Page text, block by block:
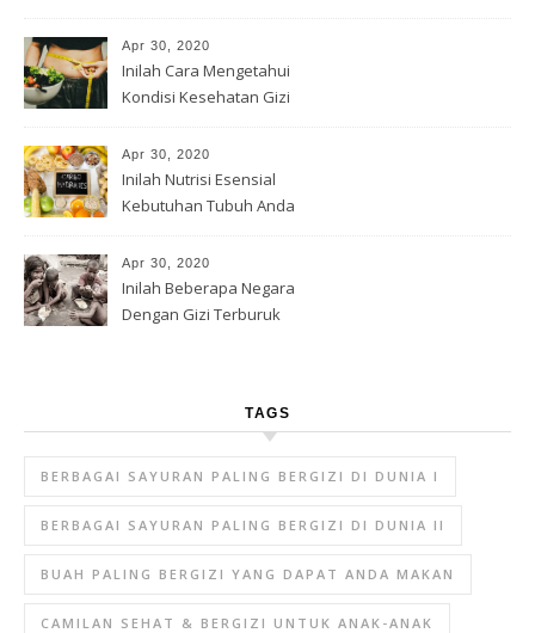
Apr 30, 2020
Inilah Cara Mengetahui
Kondisi Kesehatan Gizi
Apr 30, 2020
Inilah Nutrisi Esensial
Kebutuhan Tubuh Anda
Apr 30, 2020
Inilah Beberapa Negara
Dengan Gizi Terburuk
TAGS
BERBAGAI SAYURAN PALING BERGIZI DI DUNIA I
BERBAGAI SAYURAN PALING BERGIZI DI DUNIA II
BUAH PALING BERGIZI YANG DAPAT ANDA MAKAN
CAMILAN SEHAT & BERGIZI UNTUK ANAK-ANAK